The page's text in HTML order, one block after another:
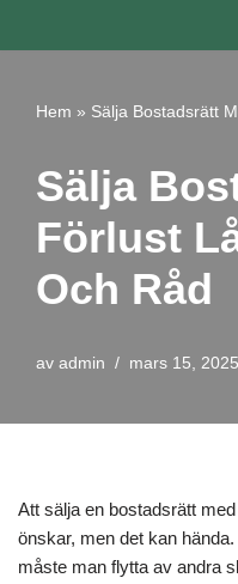
innehåll
Hem » Sälja Bostadsrätt
Sälja
Förlust
Och Råd
av admin mars 15, 2025
Att sälja en bostadsrätt
önskar, men det kan
måste man flytta av andra